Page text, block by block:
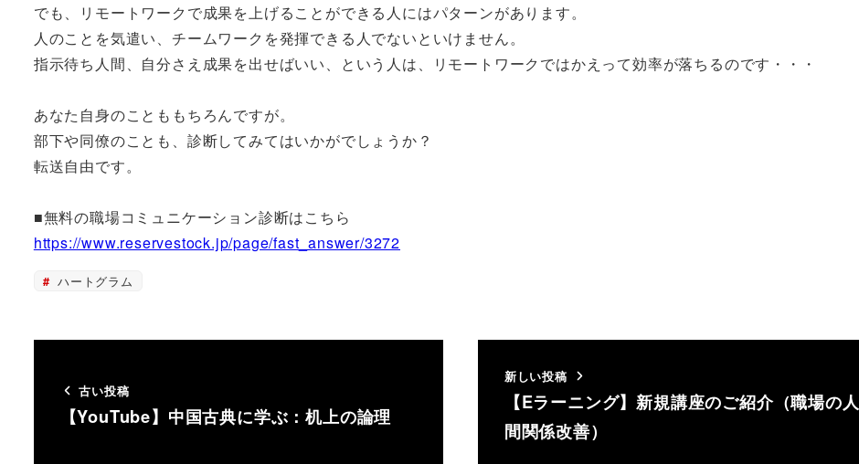
でも、リモートワークで成果を上げることができる人にはパターンがあります。
人のことを気遣い、チームワークを発揮できる人でないといけません。
指示待ち人間、自分さえ成果を出せばいい、という人は、リモートワークではかえって効率が落ちるのです・・・
あなた自身のことももちろんですが。
部下や同僚のことも、診断してみてはいかがでしょうか？
転送自由です。
■無料の職場コミュニケーション診断はこちら
https://www.reservestock.jp/page/fast_answer/3272
ハートグラム
古い投稿
【YouTube】中国古典に学ぶ：机上の論理
新しい投稿
【Eラーニング】新規講座のご紹介（職場の人
間関係改善）